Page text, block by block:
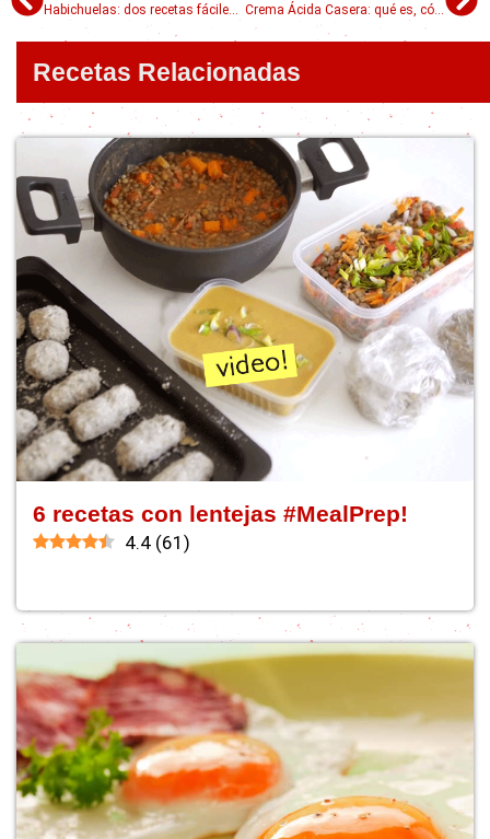
Habichuelas: dos recetas fáciles y todo lo que necesitas saber
Crema Ácida Casera: qué es, cómo hacerla y cómo usarla
Recetas Relacionadas
6 recetas con lentejas #MealPrep!
4.4 (61 )